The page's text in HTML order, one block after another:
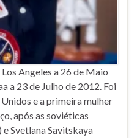
Angeles a 26 de Maio
a 23 de Julho de 2012. Foi
e a primeira mulher
após as soviéticas
Svetlana Savitskaya